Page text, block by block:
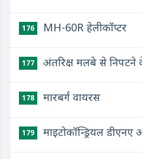
176 MH-60R हेलीकॉप्टर
177 अंतरिक्ष मलबे से
178 मारबर्ग वायरस
179 माइटोकॉन्ड्रियल